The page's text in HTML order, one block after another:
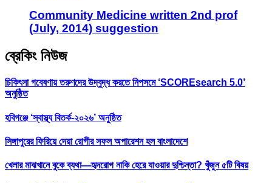
Community Medicine written 2nd prof
(July, 2014) suggestion
ব্রেকিং নিউজ
চিকিৎসা গবেষণায় তরুণদের উদ্বুদ্ধ করতে নিপসমে ‘SCOREsearch 5.0’
অনুষ্ঠিত
হবিগঞ্জে ‘স্বাস্থ্য বিতর্ক-২০২৬’ অনুষ্ঠিত
সিঙ্গাপুরের ফিরিয়ে দেয়া রোগীর সফল অপারেশন হল বাংলাদেশে
খেলার মাঝখানে বুকে ব্যথা—হৃদরোগ নাকি হেরে যাওয়ার দুশ্চিন্তা? খুঁজুন ৫টি বিষয়